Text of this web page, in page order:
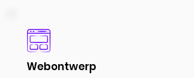
Webontwerp